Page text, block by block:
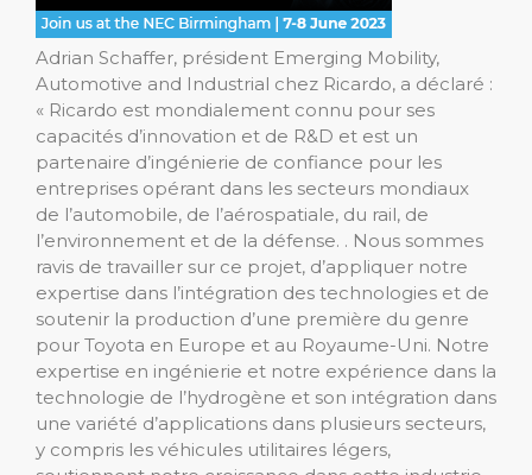
Adrian Schaffer, président Emerging Mobility,
Automotive and Industrial chez Ricardo, a déclaré :
« Ricardo est mondialement connu pour ses
capacités d’innovation et de R&D et est un
partenaire d’ingénierie de confiance pour les
entreprises opérant dans les secteurs mondiaux
de l’automobile, de l’aérospatiale, du rail, de
l’environnement et de la défense. . Nous sommes
ravis de travailler sur ce projet, d’appliquer notre
expertise dans l’intégration des technologies et de
soutenir la production d’une première du genre
pour Toyota en Europe et au Royaume-Uni. Notre
expertise en ingénierie et notre expérience dans la
technologie de l’hydrogène et son intégration dans
une variété d’applications dans plusieurs secteurs,
y compris les véhicules utilitaires légers,